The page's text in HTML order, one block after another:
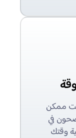
ممكن
في
وقتك